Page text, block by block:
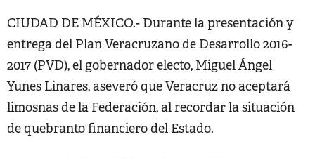
CIUDAD DE MÉXICO.- Durante la presentación y
entrega del Plan Veracruzano de Desarrollo 2016-
2017 (PVD), el gobernador electo, Miguel Ángel
Yunes Linares, aseveró que Veracruz no aceptará
limosnas de la Federación, al recordar la situación
de quebranto financiero del Estado.